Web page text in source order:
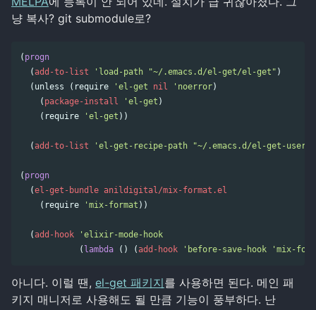
냥 복사? git submodule로?
( progn
(add-to-list 'load-path "~/.emacs.d/el-get/el-get" )
( unless ( require 'el-get nil 'noerror)
( package-install 'el-get )
( require 'el-get ))
(add-to-list 'el-get-recipe-path "~/.emacs.d/el-get-user/
( progn
(el-get-bundle anildigital/mix-format.el
( require 'mix-format ))
(add-hook
'elixir-mode-hook
( lambda () (add-hook 'before-save-hook 'mix-
아니다. 이럴 땐, el-get 패키지를 사용하면 된다. 메인 패
키지 매니저로 사용해도 될 만큼 기능이 풍부하다. 난